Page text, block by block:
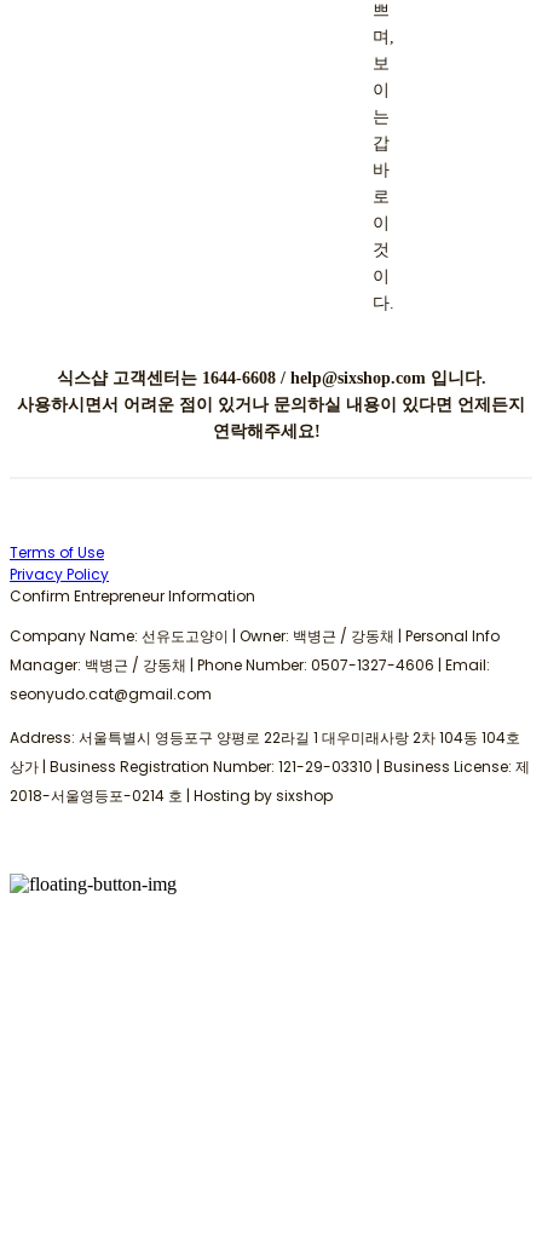
쁘
며,
보
이
는
갑
바
로
이
것
이
다.
식스샵 고객센터는 1644-6608 / help@sixshop.com 입니다.
사용하시면서 어려운 점이 있거나 문의하실 내용이 있다면 언제든지
연락해주세요!
Terms of Use
Privacy Policy
Confirm Entrepreneur Information
Company Name: 선유도고양이 | Owner: 백병근 / 강동채 | Personal Info
Manager: 백병근 / 강동채 | Phone Number: 0507-1327-4606 | Email:
seonyudo.cat@gmail.com
Address: 서울특별시 영등포구 양평로 22라길 1 대우미래사랑 2차 104동 104호
상가 | Business Registration Number: 121-29-03310 | Business License: 제
2018-서울영등포-0214 호 | Hosting by sixshop